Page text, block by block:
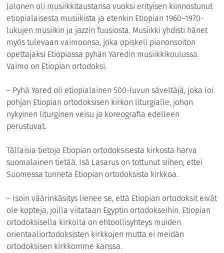
Jalonen oli musiikkitaustansa vuoksi erityisen kiinnostunut
etiopialaisesta musiikista ja etenkin Etiopian 1960–1970-
lukujen musiikin ja jazzin fuusiosta. Musiikki yhdisti hänet
myös tulevaan vaimoonsa, joka opiskeli pianonsoiton
opettajaksi Etiopiassa pyhän Yaredin musiikkikoulussa.
Vaimo on Etiopian ortodoksi.
– Pyhä Yared oli etiopialainen 500-luvun säveltäjä, joka loi
pohjan Etiopian ortodoksisen kirkon liturgialle, johon
nykyinen liturginen veisu ja koreografia edelleen
perustuvat.
Tällaisia tietoja Etiopian ortodoksisesta kirkosta harva
suomalainen tietää. Isä Lasarus on tottunut siihen, ettei
Suomessa tunneta Etiopian ortodoksista kirkkoa.
– Isoin väärinkäsitys lienee se, että Etiopian ortodoksit eivät
ole kopteja, joilla viitataan Egyptin ortodokseihin. Etiopian
ortodoksisella kirkolla on ehtoollisyhteys muiden
orientaaliortodoksisten kirkkojen mutta ei meidän
ortodoksisen kirkkomme kanssa.